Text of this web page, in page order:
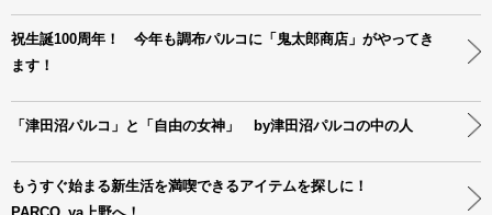
祝生誕100周年！ 今年も調布パルコに「鬼太郎商店」がやってき
ます！
「津田沼パルコ」と「自由の女神」 by津田沼パルコの中の人
もうすぐ始まる新生活を満喫できるアイテムを探しに！